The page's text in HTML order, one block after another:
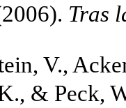
Tras
V.,
& Peck,